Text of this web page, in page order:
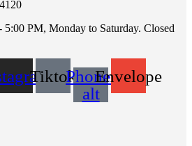
PM, Monday to Saturday. Closed
TiktokPhone-
alt
Envelope